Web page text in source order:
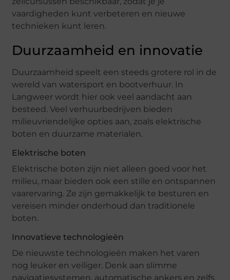
vaardigheden kunt verbeteren en nieuwe
technieken kunt leren.
Duurzaamheid en innovatie
Duurzaamheid speelt een steeds grotere rol in de
wereld van watersport en bootverhuur. In
Langweer wordt hier ook veel aandacht aan
besteed. Veel verhuurbedrijven bieden
milieuvriendelijke opties aan, zoals elektrische
boten en duurzame materialen.
Elektrische boten
Elektrische boten zijn niet alleen goed voor het
milieu, maar bieden ook een stille en ontspannen
vaarervaring. Ze zijn gemakkelijk te besturen en
vereisen minder onderhoud dan traditionele
boten.
Innovatieve technologieën
De nieuwste technologieën maken het varen
nog leuker en veiliger. Denk aan slimme
navigatiesystemen, automatische ankers en zelfs